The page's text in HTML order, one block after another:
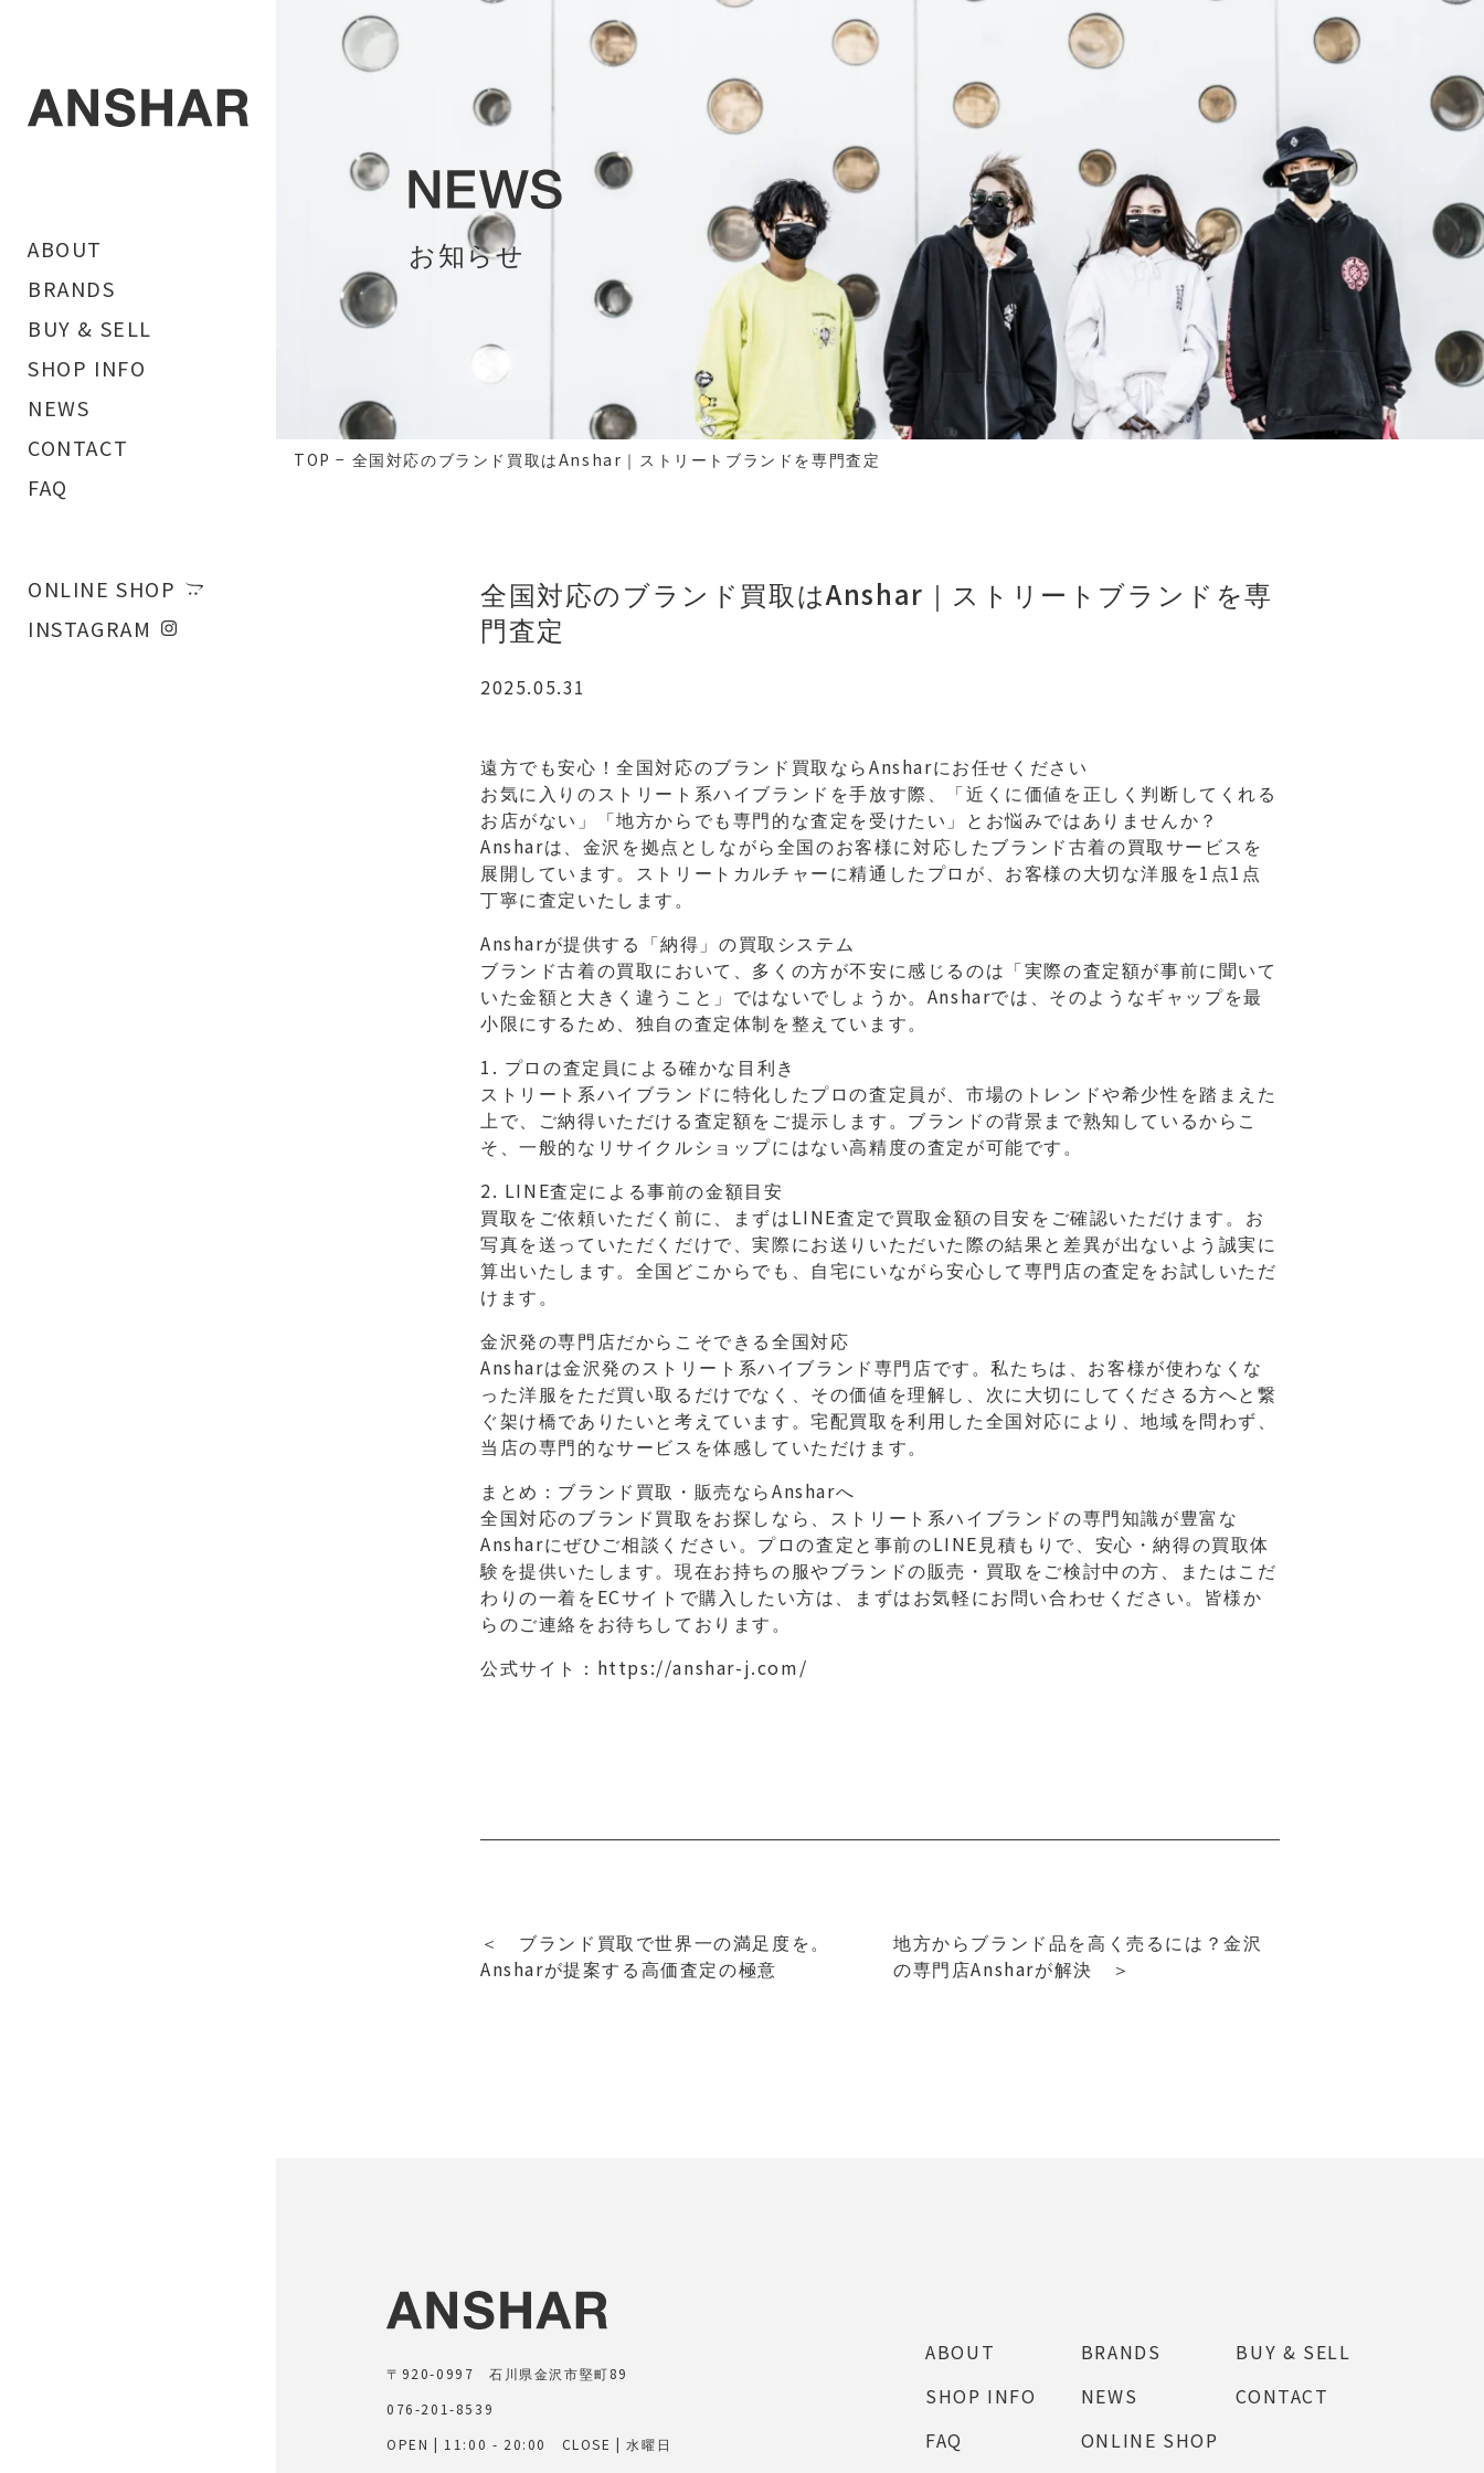
ABOUT
BRANDS
BUY & SELL
SHOP INFO
NEWS
CONTACT
FAQ
ONLINE SHOP
INSTAGRAM
お知らせ
TOP − 全国対応のブランド買取はAnshar｜ストリートブランドを専門査定
全国対応のブランド買取はAnshar｜ストリートブランドを専
門査定
2025.05.31
遠方でも安心！全国対応のブランド買取ならAnsharにお任せください
お気に入りのストリート系ハイブランドを手放す際、「近くに価値を正しく判断してくれる
お店がない」「地方からでも専門的な査定を受けたい」とお悩みではありませんか？
Ansharは、金沢を拠点としながら全国のお客様に対応したブランド古着の買取サービスを
展開しています。ストリートカルチャーに精通したプロが、お客様の大切な洋服を1点1点
丁寧に査定いたします。
Ansharが提供する「納得」の買取システム
ブランド古着の買取において、多くの方が不安に感じるのは「実際の査定額が事前に聞いて
いた金額と大きく違うこと」ではないでしょうか。Ansharでは、そのようなギャップを最
小限にするため、独自の査定体制を整えています。
1. プロの査定員による確かな目利き
ストリート系ハイブランドに特化したプロの査定員が、市場のトレンドや希少性を踏まえた
上で、ご納得いただける査定額をご提示します。ブランドの背景まで熟知しているからこ
そ、一般的なリサイクルショップにはない高精度の査定が可能です。
2. LINE査定による事前の金額目安
買取をご依頼いただく前に、まずはLINE査定で買取金額の目安をご確認いただけます。お
写真を送っていただくだけで、実際にお送りいただいた際の結果と差異が出ないよう誠実に
算出いたします。全国どこからでも、自宅にいながら安心して専門店の査定をお試しいただ
けます。
金沢発の専門店だからこそできる全国対応
Ansharは金沢発のストリート系ハイブランド専門店です。私たちは、お客様が使わなくな
った洋服をただ買い取るだけでなく、その価値を理解し、次に大切にしてくださる方へと繋
ぐ架け橋でありたいと考えています。宅配買取を利用した全国対応により、地域を問わず、
当店の専門的なサービスを体感していただけます。
まとめ：ブランド買取・販売ならAnsharへ
全国対応のブランド買取をお探しなら、ストリート系ハイブランドの専門知識が豊富な
Ansharにぜひご相談ください。プロの査定と事前のLINE見積もりで、安心・納得の買取体
験を提供いたします。現在お持ちの服やブランドの販売・買取をご検討中の方、またはこだ
わりの一着をECサイトで購入したい方は、まずはお気軽にお問い合わせください。皆様か
らのご連絡をお待ちしております。
公式サイト： https://anshar-j.com/
＜ ブランド買取で世界一の満足度を。
Ansharが提案する高価査定の極意
地方からブランド品を高く売るには？金沢
の専門店Ansharが解決 ＞
〒920-0997 石川県金沢市堅町89
076-201-8539
OPEN | 11:00 - 20:00 CLOSE | 水曜日
ABOUT BRANDS
BUY & SELL
SHOP INFO
NEWS
CONTACT
FAQ
ONLINE SHOP